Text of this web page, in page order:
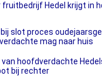
Hedel krijgt in
slot proces
mag naar huis
van hoofdverdachte
bij rechter